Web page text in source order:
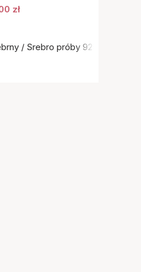
zł
/ Srebro próby 925